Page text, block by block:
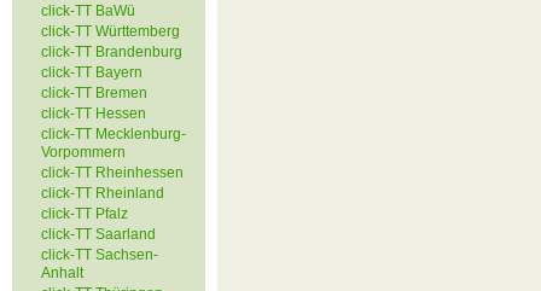
click-TT BaWü
click-TT Württemberg
click-TT Brandenburg
click-TT Bayern
click-TT Bremen
click-TT Hessen
click-TT Mecklenburg-
Vorpommern
click-TT Rheinhessen
click-TT Rheinland
click-TT Pfalz
click-TT Saarland
click-TT Sachsen-
Anhalt